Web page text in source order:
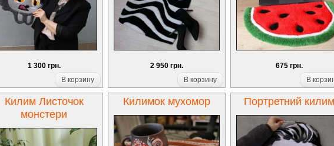
1 300 грн.
В корзину
2 950 грн.
В корзину
675 грн.
В
Килим Листочок
монстери
Килимок мухомор Портретний килим